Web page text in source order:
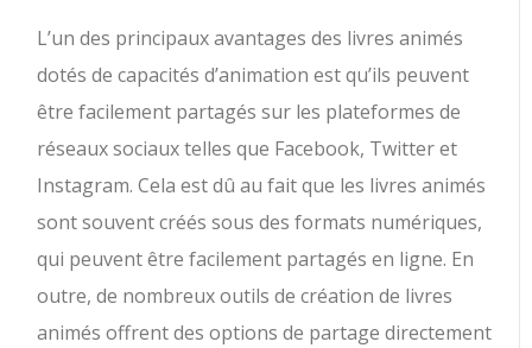
L’un des principaux avantages des livres animés
dotés de capacités d’animation est qu’ils peuvent
être facilement partagés sur les plateformes de
réseaux sociaux telles que Facebook, Twitter et
Instagram. Cela est dû au fait que les livres animés
sont souvent créés sous des formats numériques,
qui peuvent être facilement partagés en ligne. En
outre, de nombreux outils de création de livres
animés offrent des options de partage directement